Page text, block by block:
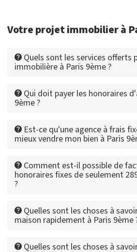
Votre projet immobilier à
Quels sont les services offerts
immobilière à Paris 9ème ?
Qui doit payer les honoraires
9ème ?
Est-ce qu'une agence à frais
mieux vendre mon bien à Paris
Comment est-il possible de
honoraires fixes de seulement
?
Quelles sont les choses à
maison rapidement à Paris 9ème
Quelles sont les choses à